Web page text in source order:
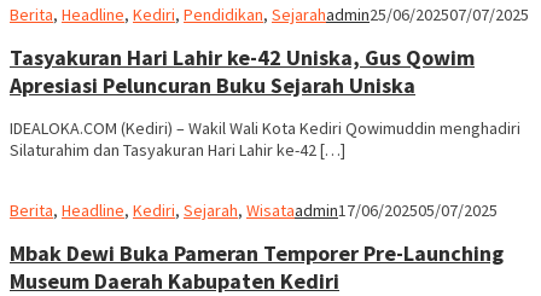
Berita, Headline, Kediri, Pendidikan, Sejarahadmin25/06/202507/07/2025
Tasyakuran Hari Lahir ke-42 Uniska, Gus Qowim
Apresiasi Peluncuran Buku Sejarah Uniska
IDEALOKA.COM (Kediri) – Wakil Wali Kota Kediri Qowimuddin menghadiri
Silaturahim dan Tasyakuran Hari Lahir ke-42 […]
Berita, Headline, Kediri, Sejarah, Wisataadmin17/06/202505/07/2025
Mbak Dewi Buka Pameran Temporer Pre-Launching
Museum Daerah Kabupaten Kediri